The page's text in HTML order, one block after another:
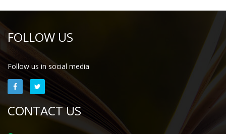
FOLLOW US
Follow us in social media
CONTACT US